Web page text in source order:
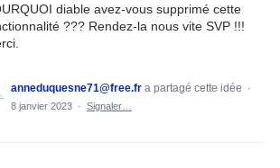
diable avez-vous supprimé cette
??? Rendez-la nous vite SVP !!!
anneduquesne71@free.fr a partagé cette idée
·
8 janvier 2023 · Signaler…